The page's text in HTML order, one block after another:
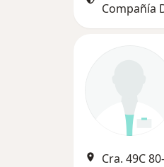
Compañía
Cra. 49C